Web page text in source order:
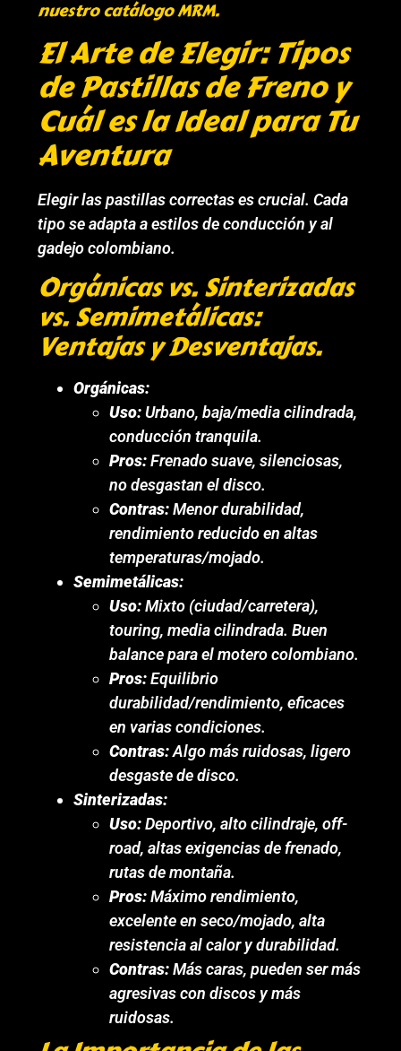
nuestro catálogo MRM.
El Arte de Elegir: Tipos
de Pastillas de Freno y
Cuál es la Ideal para Tu
Aventura
Elegir las pastillas correctas es crucial. Cada
tipo se adapta a estilos de conducción y al
gadejo colombiano.
Orgánicas vs. Sinterizadas
vs. Semimetálicas:
Ventajas y Desventajas.
Orgánicas:
Uso:Urbano, baja/media cilindrada,
conducción tranquila.
Pros:Frenado suave, silenciosas,
no desgastan el disco.
Contras:Menor durabilidad,
rendimiento reducido en altas
temperaturas/mojado.
Semimetálicas:
Uso:Mixto (ciudad/carretera),
touring, media cilindrada. Buen
balance para el motero colombiano.
Pros:Equilibrio
durabilidad/rendimiento, eficaces
en varias condiciones.
Contras:Algo más ruidosas, ligero
desgaste de disco.
Sinterizadas:
Uso:Deportivo, alto cilindraje, off-
road, altas exigencias de frenado,
rutas de montaña.
Pros:Máximo rendimiento,
excelente en seco/mojado, alta
resistencia al calor y durabilidad.
Contras:Más caras, pueden ser más
agresivas con discos y más
ruidosas.